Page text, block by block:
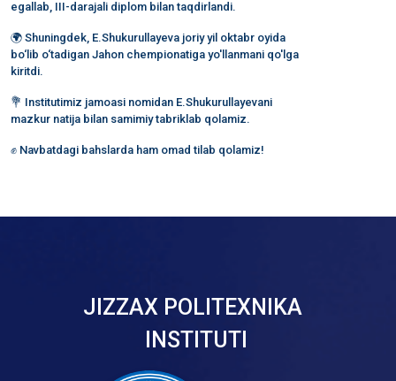
egallab, III-darajali diplom bilan taqdirlandi.
🌍 Shuningdek, E.Shukurullayeva joriy yil oktabr oyida
bo‘lib o‘tadigan Jahon chempionatiga yo'llanmani qo'lga
kiritdi.
💐 Institutimiz jamoasi nomidan E.Shukurullayevani
mazkur natija bilan samimiy tabriklab qolamiz.
✊ Navbatdagi bahslarda ham omad tilab qolamiz!
JIZZAX POLITEXNIKA
INSTITUTI